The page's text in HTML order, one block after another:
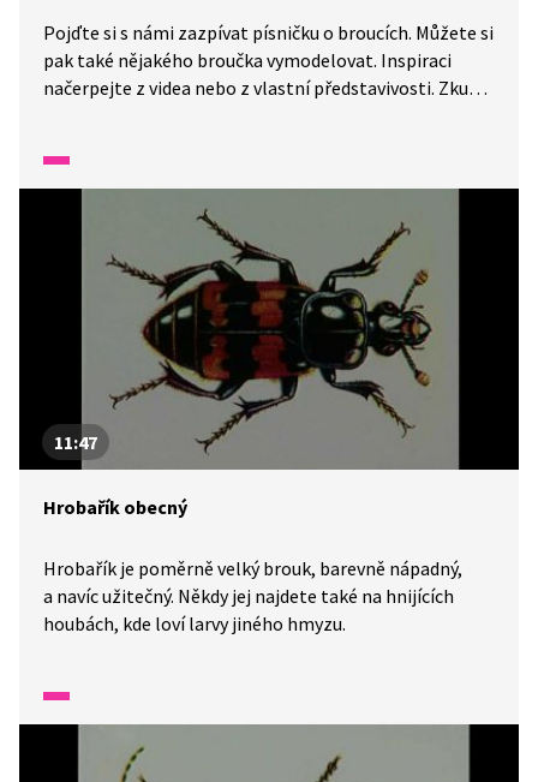
Pojďte si s námi zazpívat písničku o broucích. Můžete si
pak také nějakého broučka vymodelovat. Inspiraci
načerpejte z videa nebo z vlastní představivosti. Zkuste
Poznali jste některé hmyzí kamarády z videa? A jaké
11:47
Hrobařík obecný
Hrobařík je poměrně velký brouk, barevně nápadný,
a navíc užitečný. Někdy jej najdete také na hnijících
houbách, kde loví larvy jiného hmyzu.